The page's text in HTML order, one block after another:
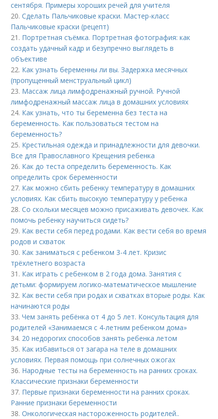
сентября. Примеры хороших речей для учителя
20.Сделать Пальчиковые краски. Мастер-класс
Пальчиковые краски (рецепт)
21. Портретная съёмка. Портретная фотография: как
создать удачный кадр и безупречно выглядеть в
объективе
22. Как узнать беременны ли вы. Задержка месячных
(пропущенный менструальный цикл)
23. Массаж лица лимфодренажный ручной. Ручной
лимфодренажный массаж лица в домашних условиях
24. Как узнать, что ты беременна без теста на
беременность. Как пользоваться тестом на
беременность?
25. Крестильная одежда и принадлежности для девочки.
Все для Православного Крещения ребенка
26. Как до теста определить беременность. Как
определить срок беременности
27. Как можно сбить ребенку температуру в домашних
условиях. Как сбить высокую температуру у ребенка
28.Со скольки месяцев можно присаживать девочек. Как
помочь ребенку научиться сидеть?
29. Как вести себя перед родами. Как вести себя во время
родов и схваток
30. Как заниматься с ребенком 3-4 лет. Кризис
трёхлетнего возраста
31. Как играть с ребенком в 2 года дома. Занятия с
детьми: формируем логико-математическое мышление
32. Как вести себя при родах и схватках вторые роды. Как
начинаются роды
33.Чем занять ребёнка от 4 до 5 лет. Консультация для
родителей «Занимаемся с 4-летним ребенком дома»
34. 20 недорогих способов занять ребенка летом
35. Как избавиться от загара на теле в домашних
условиях. Первая помощь при солнечных ожогах
36. Народные тесты на беременность на ранних сроках.
Классические признаки беременности
37. Первые признаки беременности на ранних сроках.
Ранние признаки беременности
38.Онкологическая настороженность родителей..